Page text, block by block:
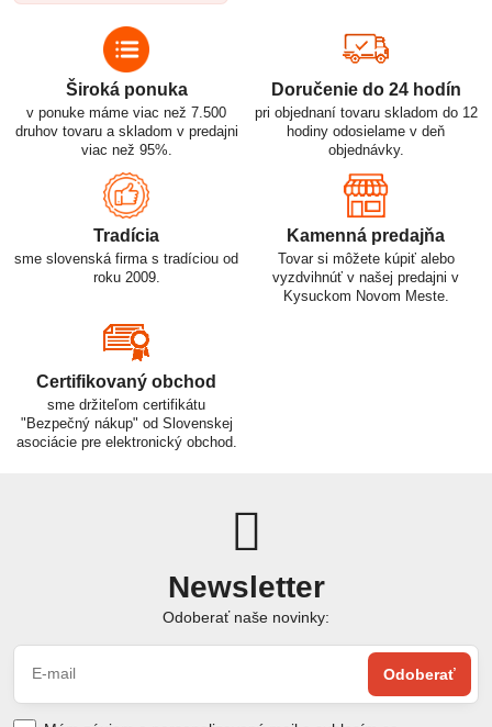
Široká ponuka
v ponuke máme viac než 7.500
druhov tovaru a skladom v predajni
viac než 95%.
Doručenie do 24 hodín
pri objednaní tovaru skladom do 12
hodiny odosielame v deň
objednávky.
Tradícia
sme slovenská firma s tradíciou od
roku 2009.
Kamenná predajňa
Tovar si môžete kúpiť alebo
vyzdvihnúť v našej predajni v
Kysuckom Novom Meste.
Certifikovaný obchod
sme držiteľom certifikátu
"Bezpečný nákup" od Slovenskej
asociácie pre elektronický obchod.
Newsletter
Odoberať naše novinky:
Odoberať